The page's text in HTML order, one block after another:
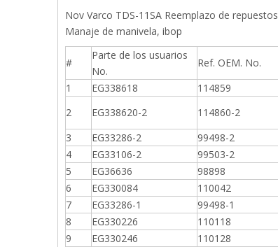
Nov Varco TDS-11SA Reemplazo de repuestos
Manaje de manivela, ibop
#
Parte de los usuarios
No.
Ref. OEM. No.
1
EG338618 114859
2
EG338620-2 114860-2
3
EG33286-2 99498-2
4
EG33106-2 99503-2
5
EG36636 98898
6
EG330084 110042
7
EG33286-1 99498-1
8
EG330226 110118
9
EG330246 110128